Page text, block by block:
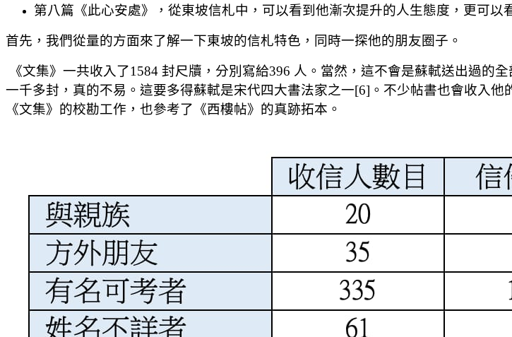
第八篇《此心安處》，從東坡信札中，可以看到他漸次提升的人生態度，更可以
首先，我們從量的方面來了解一下東坡的信札特色，同時一探他的朋友圈子。
《文集》一共收入了1584 封尺牘，分別寫給396 人。當然，這不會是蘇軾送出過的
一千多封，真的不易。這要多得蘇軾是宋代四大書法家之一[6]。不少帖書也會收入
《文集》的校勘工作，也參考了《西樓帖》的真跡拓本。